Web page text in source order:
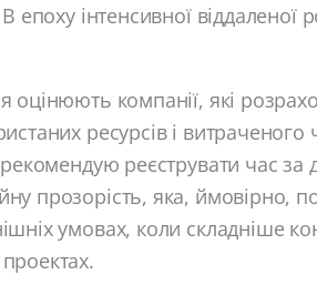
епоху інтенсивної
компанії, які
ресурсів і
реєструвати час
прозорість, яка, ймовірно,
умовах, коли складніше